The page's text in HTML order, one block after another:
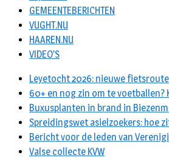
GEMEENTEBERICHTEN
VUGHT.NU
HAAREN.NU
VIDEO’S
Leyetocht 2026: nieuwe
60+ en nog zin om te voetballen?
Buxusplanten in brand in
Spreidingswet asielzoekers: hoe
Bericht voor de leden van
Valse collecte KVW